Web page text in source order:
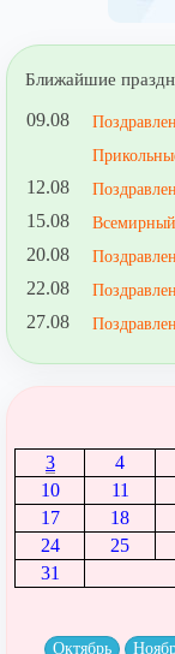
Ближайшие
09.08
12.08
15.08
20.08
22.08
27.08
3
4
10
11
17
18
24
25
31
Октябрь